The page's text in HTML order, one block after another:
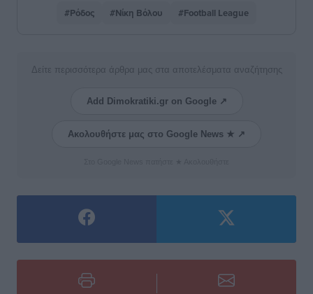
#Ρόδος #Νίκη Βόλου #Football League
Δείτε περισσότερα άρθρα μας στα αποτελέσματα αναζήτησης
Add Dimokratiki.gr on Google ↗
Ακολουθήστε μας στο Google News ★ ↗